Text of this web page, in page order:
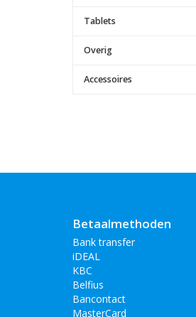
Tablets
Overig
Accessoires
Betaalmethoden
Bank transfer
iDEAL
KBC
Belfius
Bancontact
MasterCard